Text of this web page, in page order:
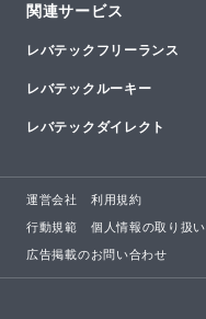
関連サービス
レバテックフリーランス
レバテックルーキー
レバテックダイレクト
運営会社 利用規約
行動規範 個人情報の取り扱い
広告掲載のお問い合わせ